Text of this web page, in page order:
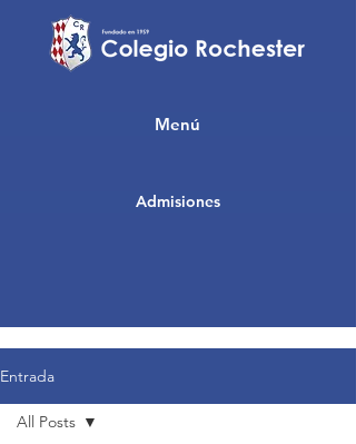
Admisiones
Menú
Entrada
All Posts